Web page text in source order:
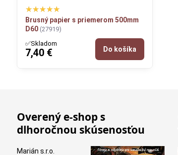
Brusný papier s priemerom 500mm
D60 (27919)
✅Skladom
7,40 € Do košíka
Overený e-shop s
dlhoročnou skúsenosťou
Marián s.r.o.